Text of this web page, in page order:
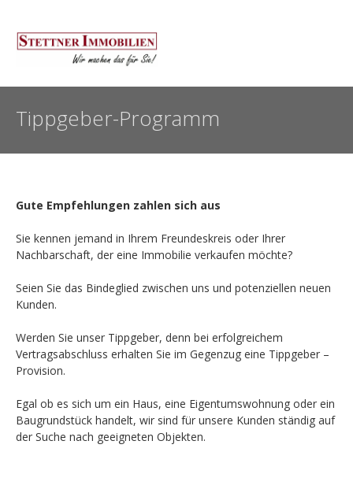
Tippgeber-Programm
Gute Empfehlungen zahlen sich aus
Sie kennen jemand in Ihrem Freundeskreis oder Ihrer
Nachbarschaft, der eine Immobilie verkaufen möchte?
Seien Sie das Bindeglied zwischen uns und potenziellen neuen
Kunden.
Werden Sie unser Tippgeber, denn bei erfolgreichem
Vertragsabschluss erhalten Sie im Gegenzug eine Tippgeber –
Provision.
Egal ob es sich um ein Haus, eine Eigentumswohnung oder ein
Baugrundstück handelt, wir sind für unsere Kunden ständig auf
der Suche nach geeigneten Objekten.